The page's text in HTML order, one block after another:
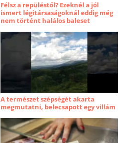
Félsz a repüléstől? Ezeknél a jól
ismert légitársaságoknál eddig még
nem történt halálos baleset
A természet szépségét akarta
megmutatni, belecsapott egy villám